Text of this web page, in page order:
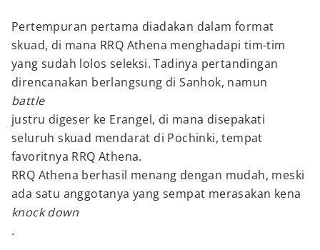
Pertempuran pertama diadakan dalam format
skuad, di mana RRQ Athena menghadapi tim-tim
yang sudah lolos seleksi. Tadinya pertandingan
direncanakan berlangsung di Sanhok, namun
battle
justru digeser ke Erangel, di mana disepakati
seluruh skuad mendarat di Pochinki, tempat
favoritnya RRQ Athena.
RRQ Athena berhasil menang dengan mudah, meski
ada satu anggotanya yang sempat merasakan kena
knock down
.